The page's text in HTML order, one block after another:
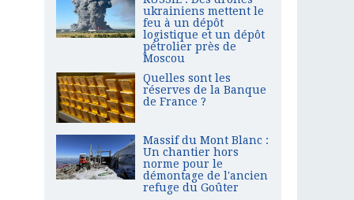
ukrainiens mettent le
feu à un dépôt
logistique et un dépôt
pétrolier près de
Moscou
Quelles sont les
réserves de la Banque
de France ?
Massif du Mont Blanc :
Un chantier hors
norme pour le
démontage de l'ancien
refuge du Goûter